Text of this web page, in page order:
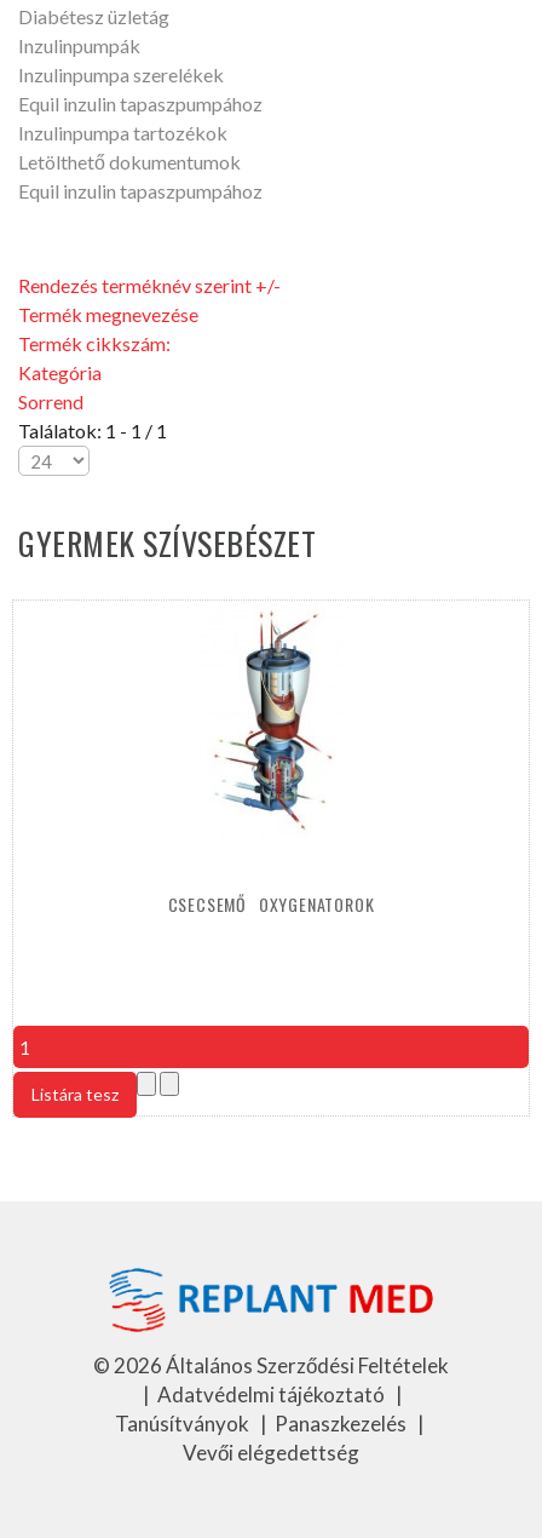
Diabétesz üzletág
Inzulinpumpák
Inzulinpumpa szerelékek
Equil inzulin tapaszpumpához
Inzulinpumpa tartozékok
Letölthető dokumentumok
Equil inzulin tapaszpumpához
Rendezés terméknév szerint +/-
Termék megnevezése
Termék cikkszám:
Kategória
Sorrend
Találatok: 1 - 1 / 1
GYERMEK SZÍVSEBÉSZET
CSECSEMŐ OXYGENATOROK
© 2026Általános Szerződési Feltételek
| Adatvédelmi tájékoztató |
Tanúsítványok | Panaszkezelés |
Vevői elégedettség